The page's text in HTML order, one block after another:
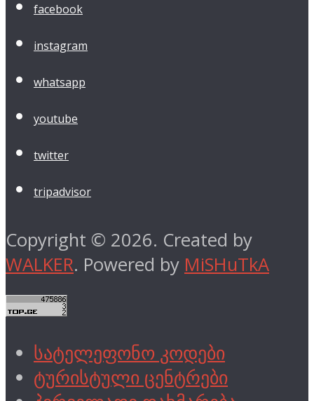
facebook
instagram
whatsapp
youtube
twitter
tripadvisor
Copyright © 2026. Created by
WALKER. Powered by MiSHuTkA
სატელეფონო კოდები
ტურისტული ცენტრები